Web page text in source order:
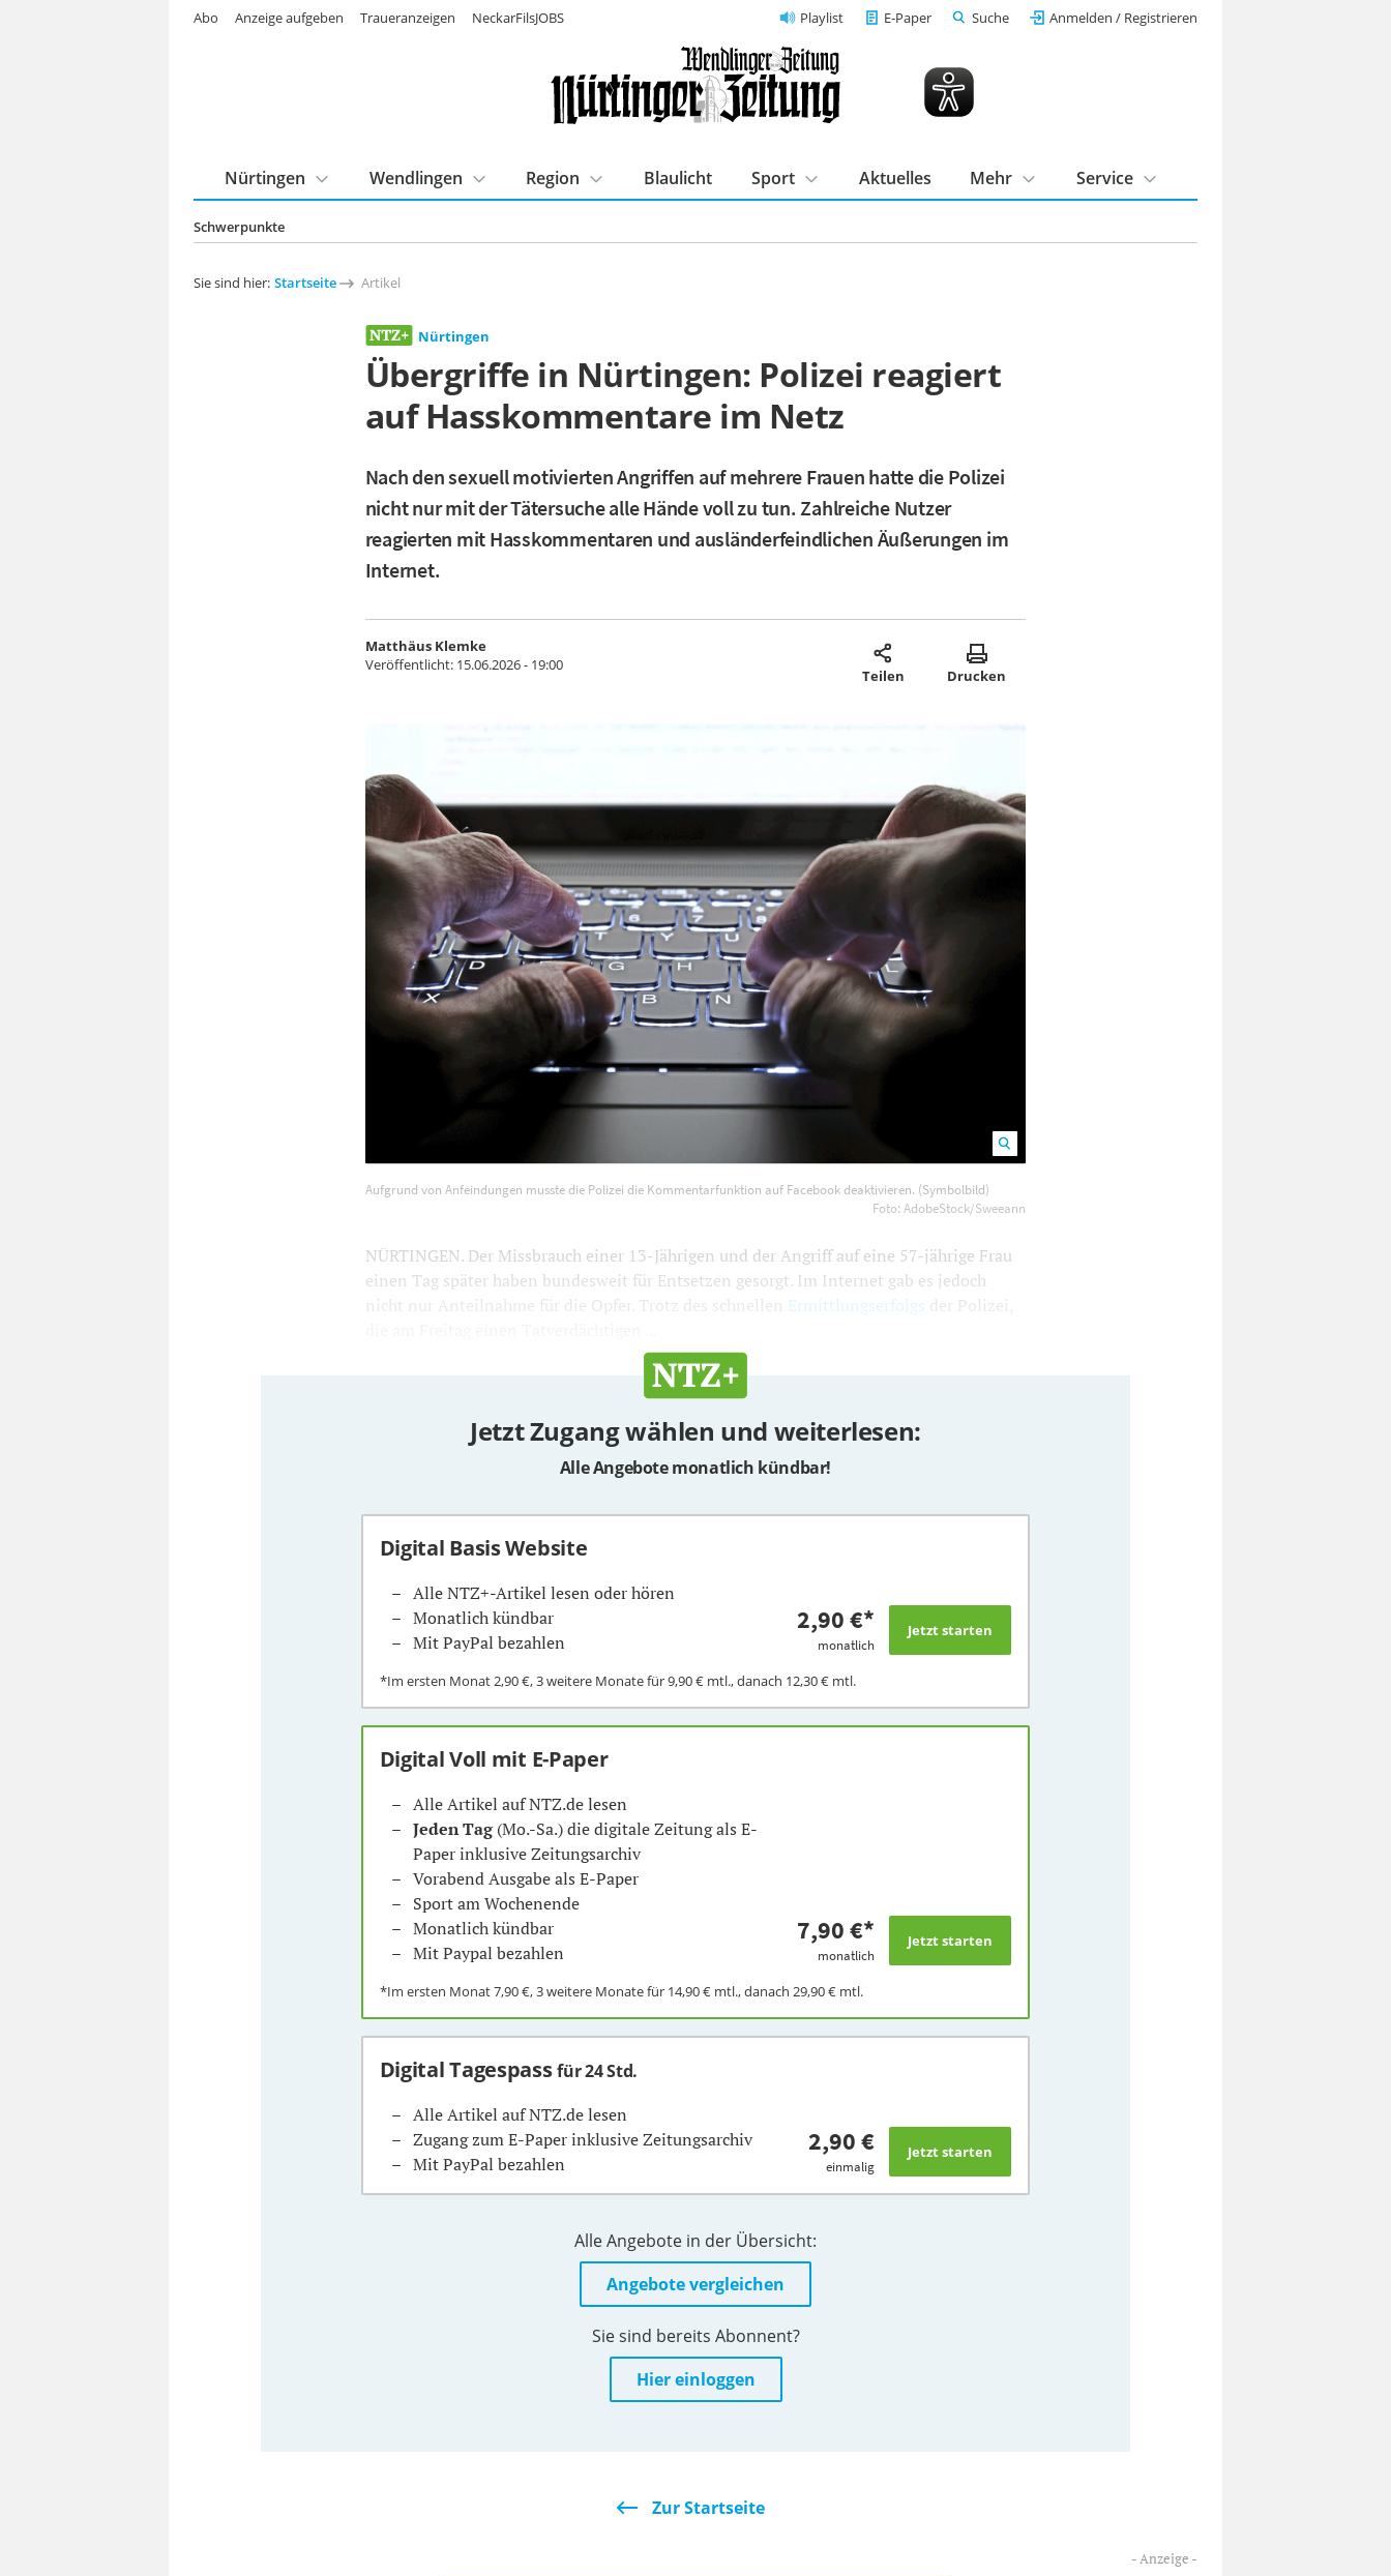
Playlist E-Paper Suche Anmelden / Registrieren
Schwerpunkte
Nürtingen Wendlingen Region Blaulicht Sport Aktuelles Mehr Service
Abo Anzeige aufgeben Traueranzeigen NeckarFilsJOBS
Sie sind hier: Startseite Artikel
Nürtingen
Übergriffe in Nürtingen: Polizei reagiert
auf Hasskommentare im Netz
Nach den sexuell motivierten Angriffen auf mehrere Frauen hatte die Polizei
nicht nur mit der Tätersuche alle Hände voll zu tun. Zahlreiche Nutzer
reagierten mit Hasskommentaren und ausländerfeindlichen Äußerungen im
Internet.
Matthäus Klemke
Veröffentlicht: 15.06.2026 - 19:00
Teilen Drucken
deaktivieren. (Symbolbild) Foto: AdobeStock/Sweeann1200800
Aufgrund von Anfeindungen musste die Polizei die Kommentarfunktion auf Facebook deaktivieren. (Symbolbild)
Foto: AdobeStock/Sweeann
NÜRTINGEN. Der Missbrauch einer 13-Jährigen und der Angriff auf eine 57-jährige Frau
einen Tag später haben bundesweit für Entsetzen gesorgt. Im Internet gab es jedoch
nicht nur Anteilnahme für die Opfer. Trotz des schnellen Ermittlungserfolgs der Polizei,
Jetzt Zugang wählen und weiterlesen:
Alle Angebote monatlich kündbar!
Digital Basis Website
Alle NTZ+-Artikel lesen oder hören
Monatlich kündbar
Mit PayPal bezahlen
2,90 €*
monatlich
*Im ersten Monat2,90 €, 3 weitere Monate für9,90 €mtl., danach 12,30 €mtl.
Digital Voll mit E-Paper
Alle Artikel auf NTZ.de lesen
Jeden Tag(Mo.-Sa.) die digitale Zeitung als E-
Paper inklusive Zeitungsarchiv
Vorabend Ausgabe als E-Paper
Sport am Wochenende
Monatlich kündbar
Mit Paypal bezahlen
7,90 €*
monatlich
*Im ersten Monat7,90 €, 3 weitere Monate für 14,90 €mtl., danach 29,90 €mtl.
Digital Tagespassfür 24 Std.
Alle Artikel auf NTZ.de lesen
Zugang zum E-Paper inklusive Zeitungsarchiv
Mit PayPal bezahlen
2,90 €
einmalig
Alle Angebote in der Übersicht:
Angebote vergleichen
Sie sind bereits Abonnent?
Hier einloggen
Zur Startseite